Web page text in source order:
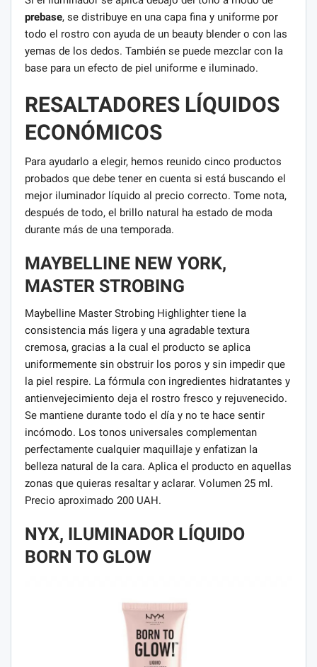
prebase, se distribuye en una capa fina y uniforme por
todo el rostro con ayuda de un beauty blender o con las
yemas de los dedos. También se puede mezclar con la
base para un efecto de piel uniforme e iluminado.
RESALTADORES LÍQUIDOS
ECONÓMICOS
Para ayudarlo a elegir, hemos reunido cinco productos
probados que debe tener en cuenta si está buscando el
mejor iluminador líquido al precio correcto. Tome nota,
después de todo, el brillo natural ha estado de moda
durante más de una temporada.
MAYBELLINE NEW YORK,
MASTER STROBING
Maybelline Master Strobing Highlighter tiene la
consistencia más ligera y una agradable textura
cremosa, gracias a la cual el producto se aplica
uniformemente sin obstruir los poros y sin impedir que
la piel respire. La fórmula con ingredientes hidratantes y
antienvejecimiento deja el rostro fresco y rejuvenecido.
Se mantiene durante todo el día y no te hace sentir
incómodo. Los tonos universales complementan
perfectamente cualquier maquillaje y enfatizan la
belleza natural de la cara. Aplica el producto en aquellas
zonas que quieras resaltar y aclarar. Volumen 25 ml.
Precio aproximado 200 UAH.
NYX, ILUMINADOR LÍQUIDO
BORN TO GLOW